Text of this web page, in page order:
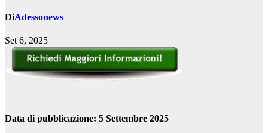
DiAdessonews
Set 6, 2025
Data di pubblicazione: 5 Settembre 2025